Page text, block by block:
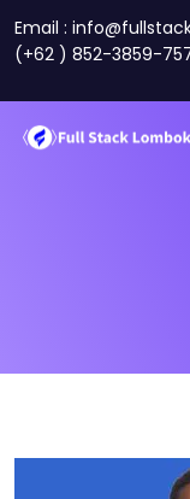
Email :
(+62 ) 852-3859-